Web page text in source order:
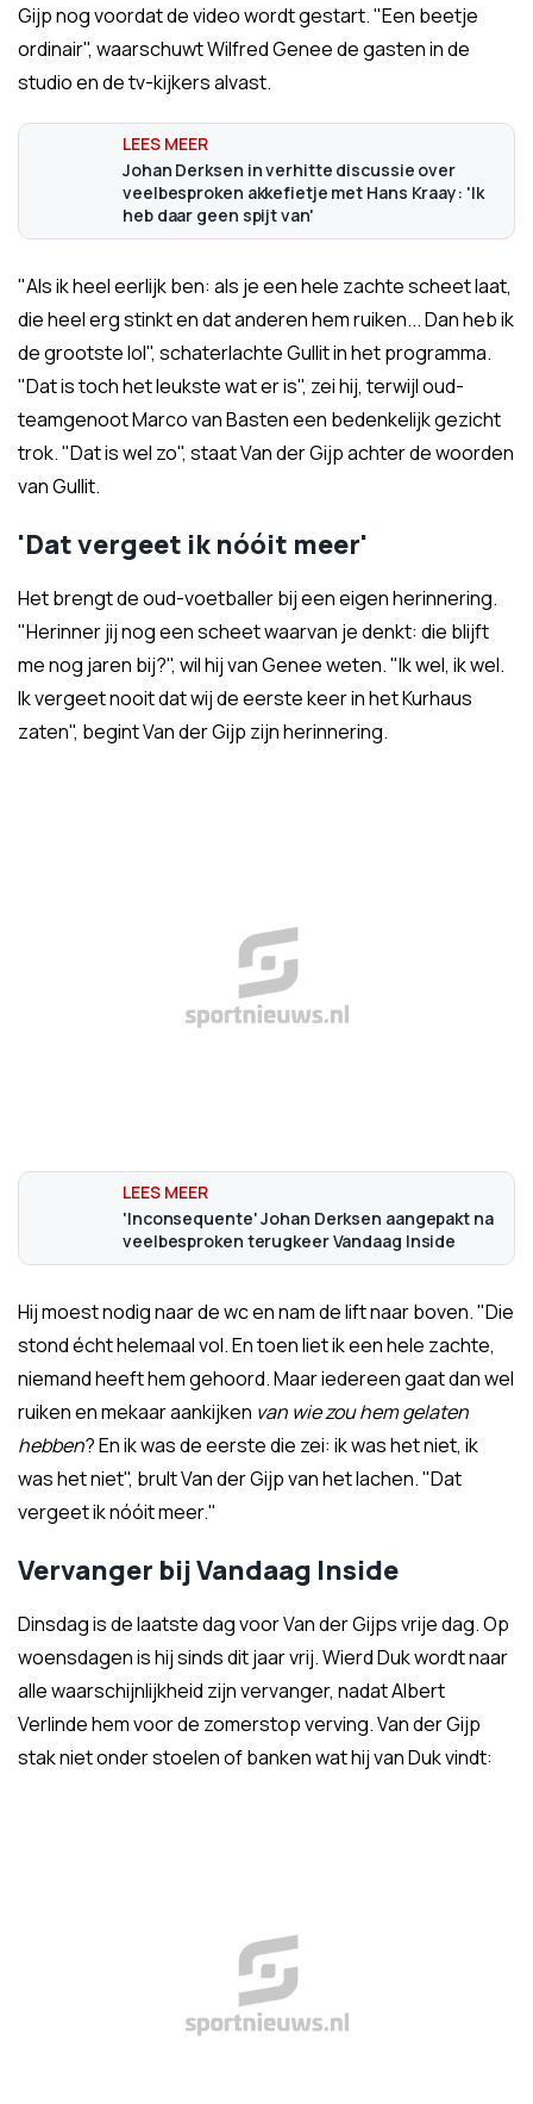
Gijp nog voordat de video wordt gestart. "Een beetje
ordinair", waarschuwt Wilfred Genee de gasten in de
studio en de tv-kijkers alvast.
Johan Derksen in verhitte discussie over
veelbesproken akkefietje met Hans Kraay: 'Ik
heb daar geen spijt van'
"Als ik heel eerlijk ben: als je een hele zachte scheet laat,
die heel erg stinkt en dat anderen hem ruiken... Dan heb ik
de grootste lol", schaterlachte Gullit in het programma.
"Dat is toch het leukste wat er is", zei hij, terwijl oud-
teamgenoot Marco van Basten een bedenkelijk gezicht
trok. "Dat is wel zo", staat Van der Gijp achter de woorden
van Gullit.
'Dat vergeet ik nóóit meer'
Het brengt de oud-voetballer bij een eigen herinnering.
"Herinner jij nog een scheet waarvan je denkt: die blijft
me nog jaren bij?", wil hij van Genee weten. "Ik wel, ik wel.
Ik vergeet nooit dat wij de eerste keer in het Kurhaus
zaten", begint Van der Gijp zijn herinnering.
'Inconsequente' Johan Derksen aangepakt na
veelbesproken terugkeer Vandaag Inside
Hij moest nodig naar de wc en nam de lift naar boven. "Die
stond écht helemaal vol. En toen liet ik een hele zachte,
niemand heeft hem gehoord. Maar iedereen gaat dan wel
ruiken en mekaar aankijken van wie zou hem gelaten
hebben? En ik was de eerste die zei: ik was het niet, ik
was het niet", brult Van der Gijp van het lachen. "Dat
vergeet ik nóóit meer."
Vervanger bij Vandaag Inside
Dinsdag is de laatste dag voor Van der Gijps vrije dag. Op
woensdagen is hij sinds dit jaar vrij. Wierd Duk wordt naar
alle waarschijnlijkheid zijn vervanger, nadat Albert
Verlinde hem voor de zomerstop verving. Van der Gijp
stak niet onder stoelen of banken wat hij van Duk vindt: